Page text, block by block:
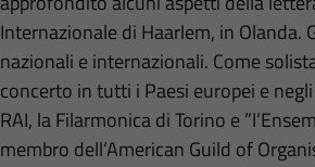
Internazionale di Haarlem, in
nazionali e internazionali. Come
concerto in tutti i Paesi europei e
RAI, la Filarmonica di Torino e
membro dell’American Guild of